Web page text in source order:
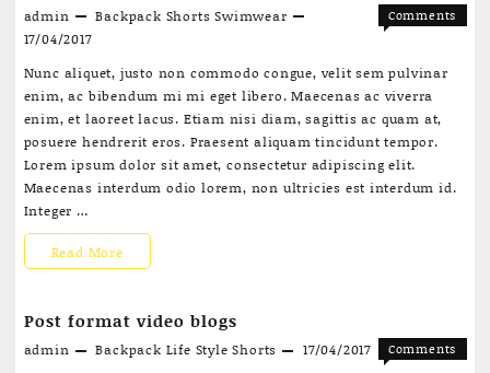
blogs
admin Backpack Shorts Swimwear
17/04/2017
Comments
format
audio
blogs
Nunc aliquet, justo non commodo congue, velit sem pulvinar
enim, ac bibendum mi mi eget libero. Maecenas ac viverra
enim, et laoreet lacus. Etiam nisi diam, sagittis ac quam at,
posuere hendrerit eros. Praesent aliquam tincidunt tempor.
Lorem ipsum dolor sit amet, consectetur adipiscing elit.
Maecenas interdum odio lorem, non ultricies est interdum id.
Integer …
Post
audio
blogs
Read More
Post format video blogs
admin Backpack Life Style Shorts 17/04/2017
Comments